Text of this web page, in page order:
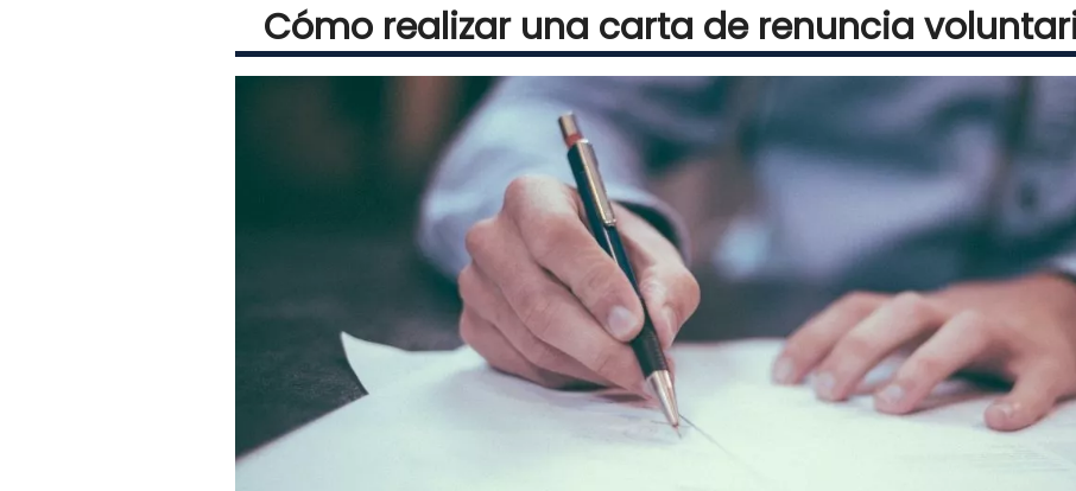
Cómo realizar una carta de renuncia